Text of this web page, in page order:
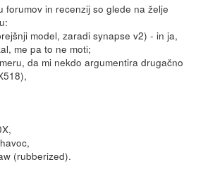
forumov in recenzij so glede na želje
model, zaradi synapse v2) - in ja,
me pa to ne moti;
da mi nekdo argumentira drugačno
(rubberized).